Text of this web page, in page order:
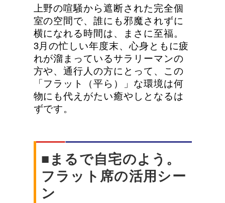
上野の喧騒から遮断された完全個
室の空間で、誰にも邪魔されずに
横になれる時間は、まさに至福。
3月の忙しい年度末、心身ともに疲
れが溜まっているサラリーマンの
方や、通行人の方にとって、この
「フラット（平ら）」な環境は何
物にも代えがたい癒やしとなるは
ずです。
■まるで自宅のよう。
フラット席の活用シー
ン